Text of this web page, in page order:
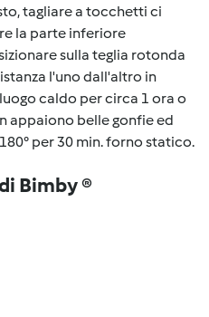
tagliare a tocchetti ci
la parte inferiore
sulla teglia rotonda
l'uno dall'altro in
caldo per circa 1 ora o
appaiono belle gonfie ed
per 30 min. forno statico.
Bimby ®